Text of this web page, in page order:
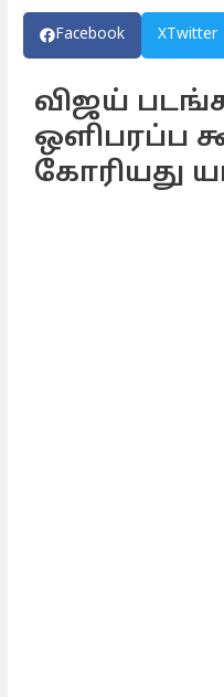
Facebook XTwitter
விஜய்
ஒளிபரப்ப
கோரியது